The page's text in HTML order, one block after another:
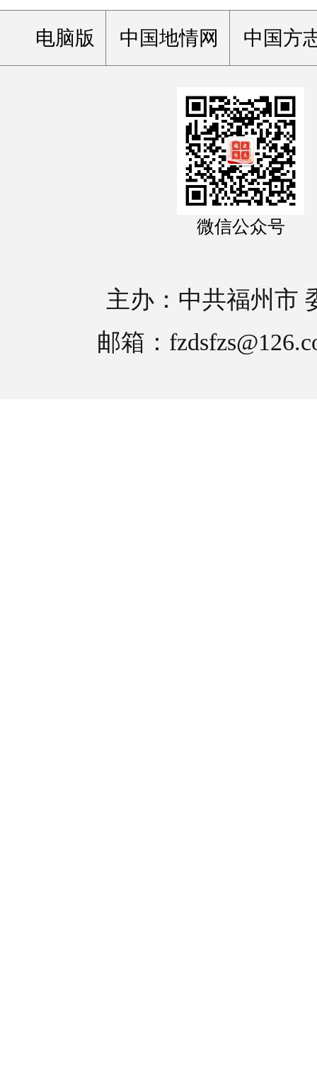
电脑版 中国地情网 中国方
微信公众号
主办：中共福州市
邮箱：